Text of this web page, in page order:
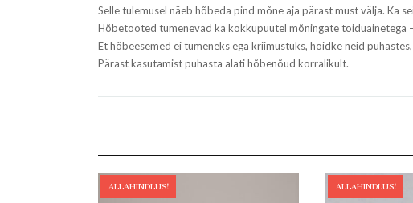
Selle tulemusel näeb hõbeda pind mõne aja pärast must välja. Ka
Hõbetooted tumenevad ka kokkupuutel mõningate toiduainetega
Et hõbeesemed ei tumeneks ega kriimustuks, hoidke neid
Pärast kasutamist puhasta alati hõbenõud korralikult.
ALLAHINDLUS! ALLAHINDLUS!